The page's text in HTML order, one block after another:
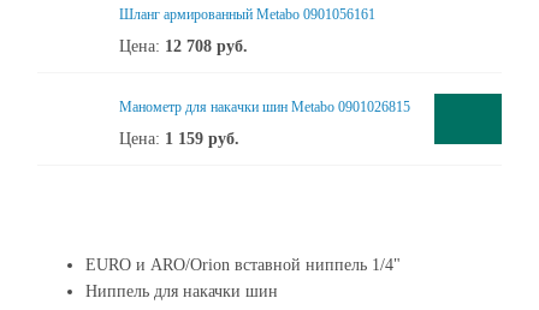
Шланг армированный Metabo 0901056161
Цена: 12 708 руб.
Манометр для накачки шин Metabo 0901026815
Цена: 1 159 руб.
EURO и ARO/Orion вставной ниппель 1/4"
Ниппель для накачки шин